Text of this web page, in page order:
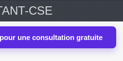
CSE
une consultation gratuite